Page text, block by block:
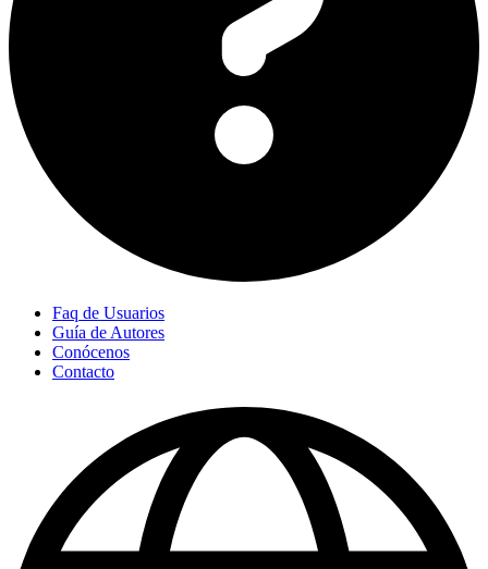
Faq de Usuarios
Guía de Autores
Conócenos
Contacto